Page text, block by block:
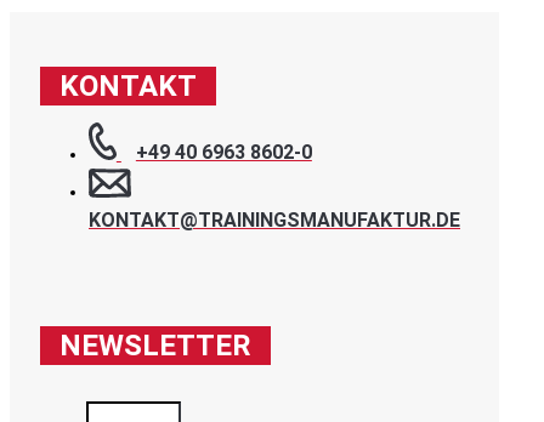
KONTAKT
+49 40 6963 8602-0
KONTAKT@TRAININGSMANUFAKTUR.DE
NEWSLETTER